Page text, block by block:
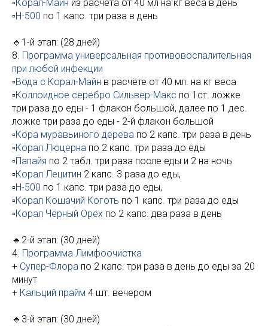
▫️Корал-Майн из расчета от 40 мл на кг веса в день
▫️Н-500 по 1 капс. три раза в день
🔹1-й этап: (28 дней)
8. Программа универсальная противовоспалительная
при любой инфекции
▫️Вода с Корал-Майн в расчёте от 40 мл. на кг веса
▫️Коллоидное серебро Сильвер-Макс по 1ст. ложке
три раза до еды - 1 флакон большой, далее по 1 дес.
ложке три раза до еды - 2-й флакон большой
▫️Кора муравьиного дерева по 2 капс. три раза в день
▫️Корал Люцерна по 2 капс. три раза до еды
▫️Папайя по 2 табл. три раза после еды и 2 на ночь
▫️Корал Лецитин 2 капс. 3 раза до еды,
▫️Н-500 по 1 капс. три раза до еды,
▫️Корал Кошачий Коготь по 1 капс. три раза до еды
▫️Корал Чёрный Орех по 2 капс. два раза в день
🔹2-й этап: (30 дней)
4. Программа Лимфоочистка
+ Супер-Флора по 2 капс. три раза в день до еды за 20
минут
+ Кальций прайм 4 шт. вечером
🔹3-й этап: (30 дней)